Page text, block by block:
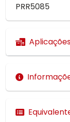
PRR5085